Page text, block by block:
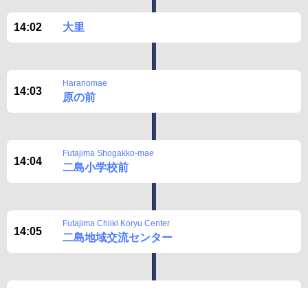
14:02 大里
14:03
Haranomae
原の前
14:04
Futajima Shogakko-mae
二島小学校前
14:05
Futajima Chiiki Koryu Center
二島地域交流センター